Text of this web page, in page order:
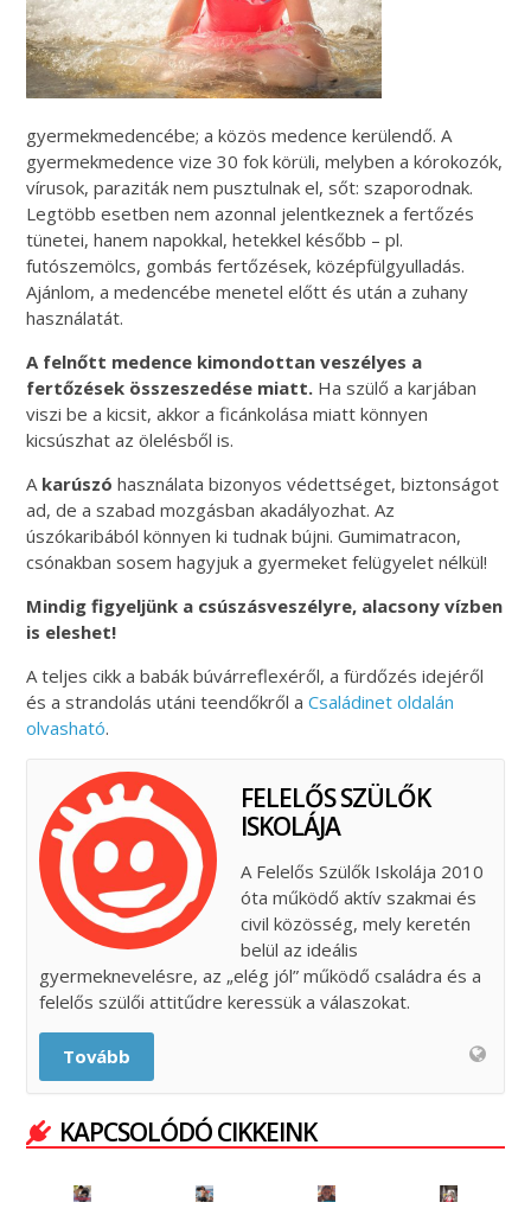
gyermekmedencébe; a közös medence kerülendő. A
gyermekmedence vize 30 fok körüli, melyben a kórokozók,
vírusok, paraziták nem pusztulnak el, sőt: szaporodnak.
Legtöbb esetben nem azonnal jelentkeznek a fertőzés
tünetei, hanem napokkal, hetekkel később – pl.
futószemölcs, gombás fertőzések, középfülgyulladás.
Ajánlom, a medencébe menetel előtt és után a zuhany
használatát.
A felnőtt medence kimondottan veszélyes a
fertőzések összeszedése miatt. Ha szülő a karjában
viszi be a kicsit, akkor a ficánkolása miatt könnyen
kicsúszhat az ölelésből is.
A karúszóhasználata bizonyos védettséget, biztonságot
ad, de a szabad mozgásban akadályozhat. Az
úszókaribából könnyen ki tudnak bújni. Gumimatracon,
csónakban sosem hagyjuk a gyermeket felügyelet nélkül!
Mindig figyeljünk a csúszásveszélyre, alacsony vízben
is eleshet!
A teljes cikk a babák búvárreflexéről, a fürdőzés idejéről
és a strandolás utáni teendőkről aCsaládinet oldalán
olvasható.
FELELŐS SZÜLŐK
ISKOLÁJA
A Felelős Szülők Iskolája 2010
óta működő aktív szakmai és
civil közösség, mely keretén
belül az ideális
gyermeknevelésre, az „elég jól” működő családra és a
felelős szülői attitűdre keressük a válaszokat.
Tovább
KAPCSOLÓDÓ CIKKEINK